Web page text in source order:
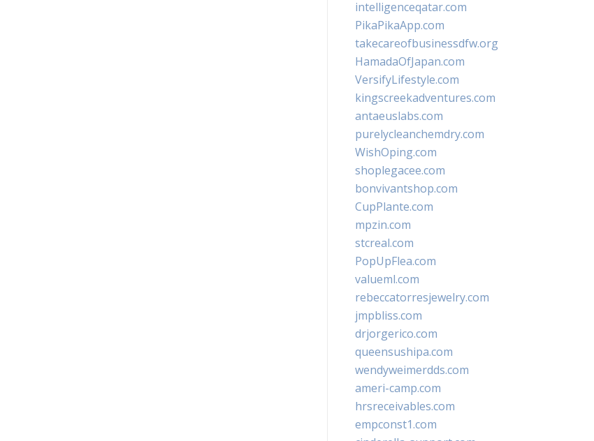
intelligenceqatar.com
PikaPikaApp.com
takecareofbusinessdfw.org
HamadaOfJapan.com
VersifyLifestyle.com
kingscreekadventures.com
antaeuslabs.com
purelycleanchemdry.com
WishOping.com
shoplegacee.com
bonvivantshop.com
CupPlante.com
mpzin.com
stcreal.com
PopUpFlea.com
valueml.com
rebeccatorresjewelry.com
jmpbliss.com
drjorgerico.com
queensushipa.com
wendyweimerdds.com
ameri-camp.com
hrsreceivables.com
empconst1.com